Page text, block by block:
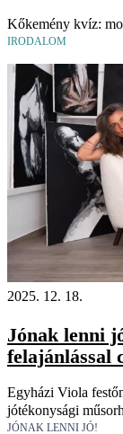
Kőkemény kvíz:
IRODALOM
2025. 12. 18.
Jónak lenni
felajánlással
Egyházi Viola
jótékonysági
JÓNAK LENNI JÓ!